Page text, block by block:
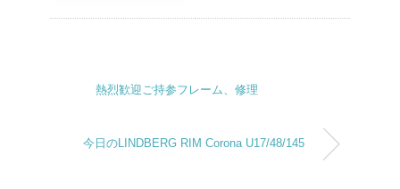
熱烈歓迎ご持参フレーム、修理
今日のLINDBERG RIM Corona U17/48/145